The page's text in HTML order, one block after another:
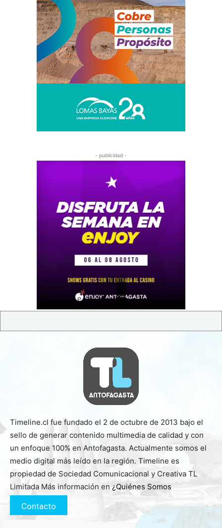
- publicidad -
Timeline.cl fue fundado el 2 de octubre de 2013 bajo el
sello de generar contenido multimedia de calidad y con
un enfoque 100% en Antofagasta. Actualmente somos el
medio digital más leído en la región. Timeline es
propiedad de Sociedad Comunicacional y Creativa TL
Limitada Más información en ¿Quiénes Somos
Contacto